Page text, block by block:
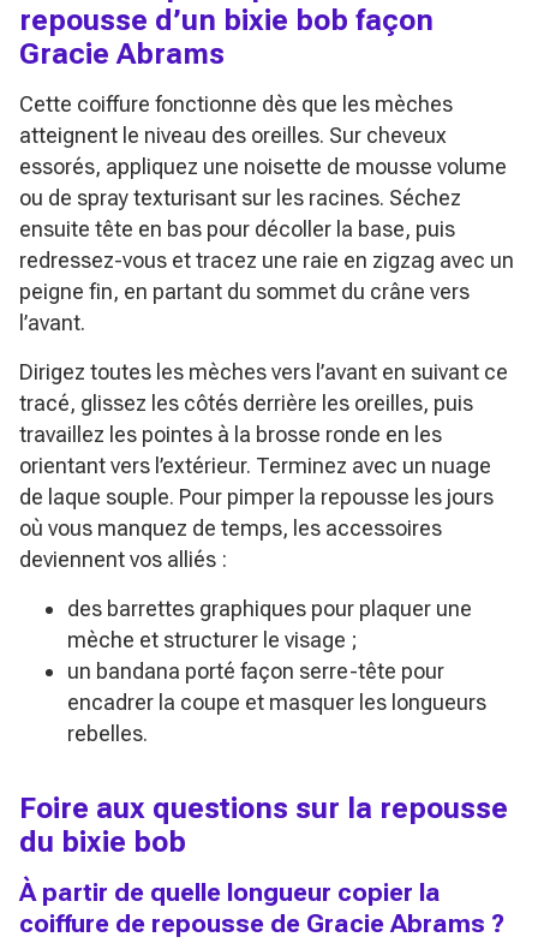
repousse d’un bixie bob façon
Gracie Abrams
Cette coiffure fonctionne dès que les mèches
atteignent le niveau des oreilles. Sur cheveux
essorés, appliquez une noisette de mousse volume
ou de spray texturisant sur les racines. Séchez
ensuite tête en bas pour décoller la base, puis
redressez-vous et tracez une raie en zigzag avec un
peigne fin, en partant du sommet du crâne vers
l’avant.
Dirigez toutes les mèches vers l’avant en suivant ce
tracé, glissez les côtés derrière les oreilles, puis
travaillez les pointes à la brosse ronde en les
orientant vers l’extérieur. Terminez avec un nuage
de laque souple. Pour pimper la repousse les jours
où vous manquez de temps, les accessoires
deviennent vos alliés :
des barrettes graphiques pour plaquer une
mèche et structurer le visage ;
un bandana porté façon serre-tête pour
encadrer la coupe et masquer les longueurs
rebelles.
Foire aux questions sur la repousse
du bixie bob
À partir de quelle longueur copier la
coiffure de repousse de Gracie Abrams ?